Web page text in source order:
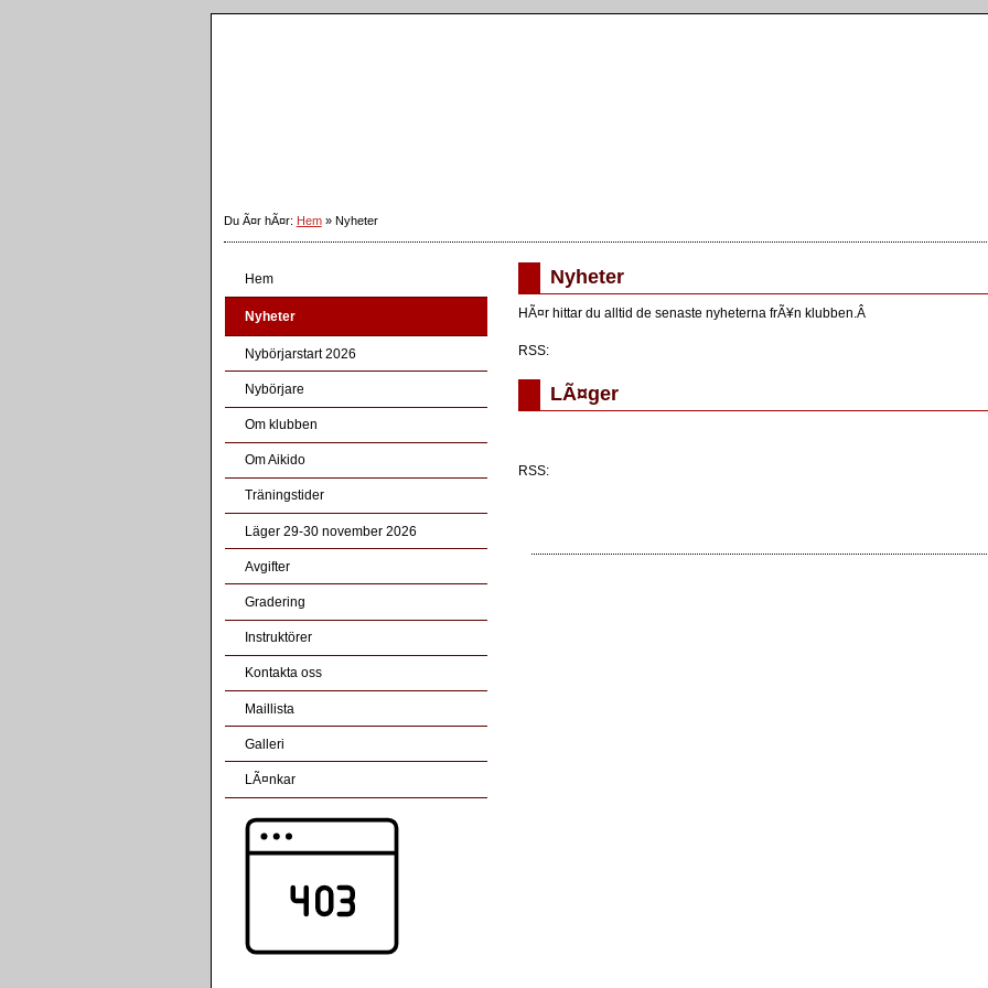
Du Ã¤r hÃ¤r: Hem» Nyheter
Hem
Nyheter
Nybörjarstart 2026
Nybörjare
Om klubben
Om Aikido
Träningstider
Läger 29-30 november 2026
Avgifter
Gradering
Instruktörer
Kontakta oss
Maillista
Galleri
LÃ¤nkar
Nyheter
HÃ¤r hittar du alltid de senaste nyheterna frÃ¥n klubben.Â
RSS:
LÃ¤ger
RSS: